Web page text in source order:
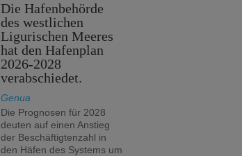
Die Hafenbehörde
des westlichen
Ligurischen Meeres
hat den Hafenplan
2026-2028
verabschiedet.
Genua
Die Prognosen für 2028
deuten auf einen Anstieg
der Beschäftigtenzahl in
den Häfen des Systems um